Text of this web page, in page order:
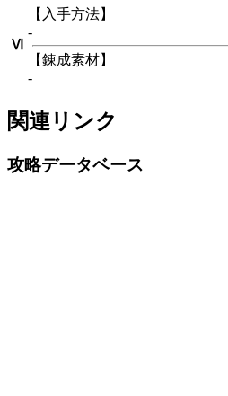
Ⅵ
【入手方法】
-
【錬成素材】
-
関連リンク
攻略データベース